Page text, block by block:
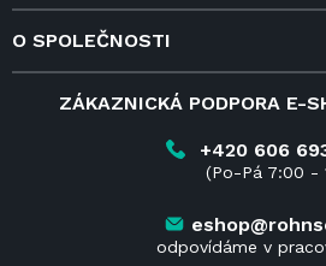
Doprava a služby
Reklamace
Vrácení zboží do 14 dnů
O SPOLEČNOSTI
ZÁKAZNICKÁ PODPORA E-
+420 606
(Po-Pá 7:00 -
odpovídáme v